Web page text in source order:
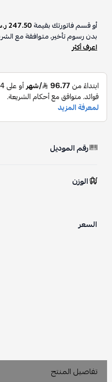
أو قسم فاتورتك بقيمة247.50 ر.س
بدون رسوم تأخير، متوافقة مع
اعرف أكثر
رقم الموديل
الوزن
السعر
تفاصيل المنتج